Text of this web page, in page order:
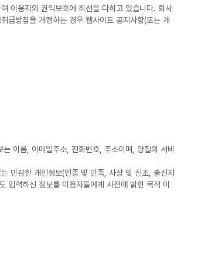
이용자의 권익보호에 최선을 다하고 있습니다. 회사
급방침을 개정하는 경우 웹사이트 공지사항(또는 개
이름, 이메일주소, 전화번호, 주소이며, 양질의 서비
민감한 개인정보(인종 및 민족, 사상 및 신조, 출신지
입력하신 정보를 이용자들에게 사전에 밝힌 목적 이